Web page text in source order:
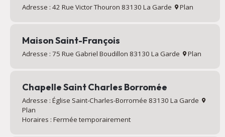
Adresse : 42 Rue Victor Thouron 83130 La Garde Plan
Maison Saint-François
Adresse : 75 Rue Gabriel Boudillon 83130 La Garde Plan
Chapelle Saint Charles Borromée
Adresse : Église Saint-Charles-Borromée 83130 La Garde
Plan
Horaires : Fermée temporairement